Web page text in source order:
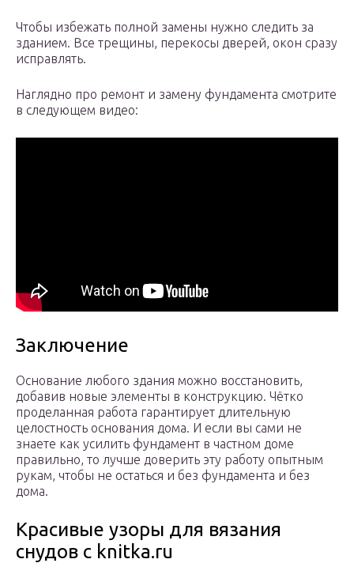
Чтобы избежать полной замены нужно следить за
зданием. Все трещины, перекосы дверей, окон сразу
исправлять.
Наглядно про ремонт и замену фундамента смотрите
в следующем видео:
Заключение
Основание любого здания можно восстановить,
добавив новые элементы в конструкцию. Чётко
проделанная работа гарантирует длительную
целостность основания дома. И если вы сами не
знаете как усилить фундамент в частном доме
правильно, то лучше доверить эту работу опытным
рукам, чтобы не остаться и без фундамента и без
дома.
Красивые узоры для вязания
снудов с knitka.ru